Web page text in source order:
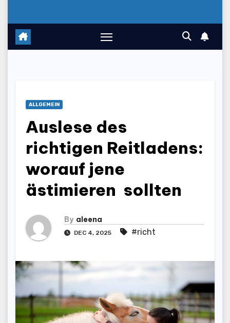
ALLGEMEIN
Auslese des
richtigen Reitladens:
worauf jene
ästimieren sollten
By aleena
DEC 4, 2025 #richt